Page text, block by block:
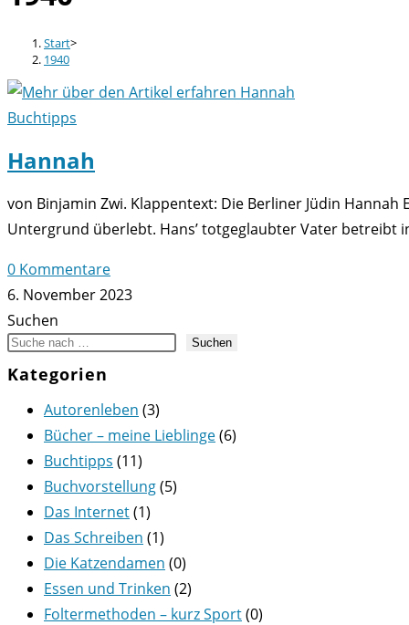
Start>
1940
Buchtipps
Hannah
von Binjamin Zwi. Klappentext: Die Berliner Jüdin
Untergrund überlebt. Hans’ totgeglaubter Vater betreibt
0 Kommentare
6. November 2023
Suchen
Suchen
Kategorien
Autorenleben (3)
Bücher – meine Lieblinge(6)
Buchtipps (11)
Buchvorstellung(5)
Das Internet(1)
Das Schreiben (1)
Die Katzendamen (0)
Essen und Trinken (2)
Foltermethoden – kurz Sport(0)